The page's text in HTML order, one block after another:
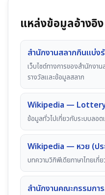
แหล่งข้อมูลอ้างอิง
สำนักงานสลากกินแบ่ง
เว็บไซต์ทางการของสำนักงา
รางวัลและข้อมูลสลาก
Wikipedia —
ข้อมูลทั่วไปเกี่ยวกับระบบลอต
Wikipedia — หวย (ปร
บทความวิกิพีเดียภาษาไทยเ
สำนักงานคณะกรรมกา